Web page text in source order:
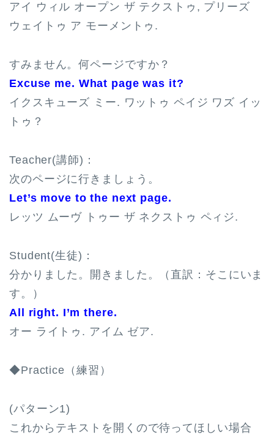
アイ ウィル オープン ザ テクストゥ, プリーズ
ウェイトゥ ア モーメントゥ.
すみません。何ページですか？
Excuse me. What page was it?
イクスキューズ ミー. ワットゥ ペイジ ワズ イッ
トゥ？
Teacher(講師)：
次のページに行きましょう。
Let’s move to the next page.
レッツ ムーヴ トゥー ザ ネクストゥ ペィジ.
Student(生徒)：
分かりました。開きました。（直訳：そこにいま
す。）
All right. I’m there.
オー ライトゥ. アイム ゼア.
◆Practice（練習）
(パターン1)
これからテキストを開くので待ってほしい場合